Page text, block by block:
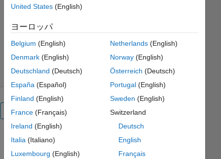
with MATLAB" webinar
Sergio E. Obando
バージョン 1.0.0.0(4.27 MB)
ダウンロード: 4.7K 件
5.00/5(5) 2018/4/19
概要
In this
United States (English)
ヨーロッパ
Belgium (English)
Denmark (English)
Deutschland (Deutsch)
España (Español)
Finland (English)
France (Français)
Ireland (English)
Italia (Italiano)
Luxembourg (English)
Netherlands(English)
Norway(English)
Österreich (Deutsch)
Portugal(English)
Sweden (English)
Switzerland
Deutsch
English
Français